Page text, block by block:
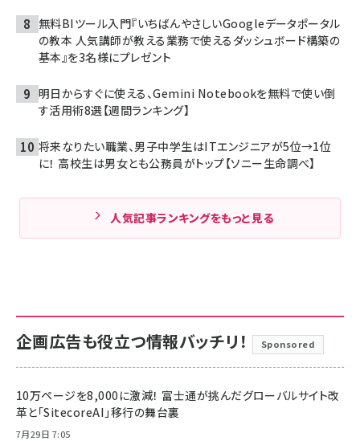
無料BIツール入門『いちばんやさしいGoogleデータポータル
の教本 人気講師が教える業務で使えるダッシュボード構築の
基本』を3名様にプレゼント
明日からすぐに使える、Gemini Notebookを無料で使い倒
す活用術8選【週間ランキング】
将来なりたい職業、男子中学生はITエンジニアが5位→1位
に！ 高校生は男女とも公務員がトップ【ソニー生命調べ】
人気記事ランキングをもっと見る
企画広告も役立つ情報バッチリ！ Sponsored
10万ページを8,000に激減！ 富士通が挑んだグローバルサイト改
革と「SitecoreAI」移行の舞台裏
7月29日 7:05